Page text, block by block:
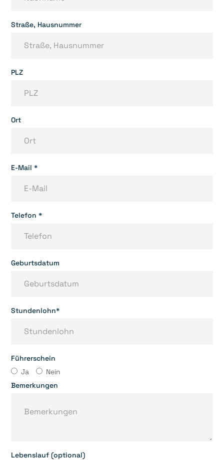
Straße, Hausnummer
PLZ
Ort
E-Mail *
Telefon *
Geburtsdatum
Stundenlohn*
Führerschein
Ja
Nein
Bemerkungen
Lebenslauf (optional)